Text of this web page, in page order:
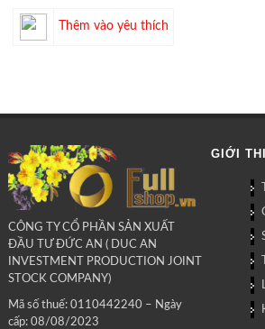
Thêm vào yêu thích
CÔNG TY CỔ PHẦN SẢN XUẤT
ĐẦU TƯ ĐỨC AN ( DUC AN
INVESTMENT PRODUCTION JOINT
STOCK COMPANY)
Mã số thuế: 0110442240 – Ngày
cấp: 08/08/2023
GIỚI